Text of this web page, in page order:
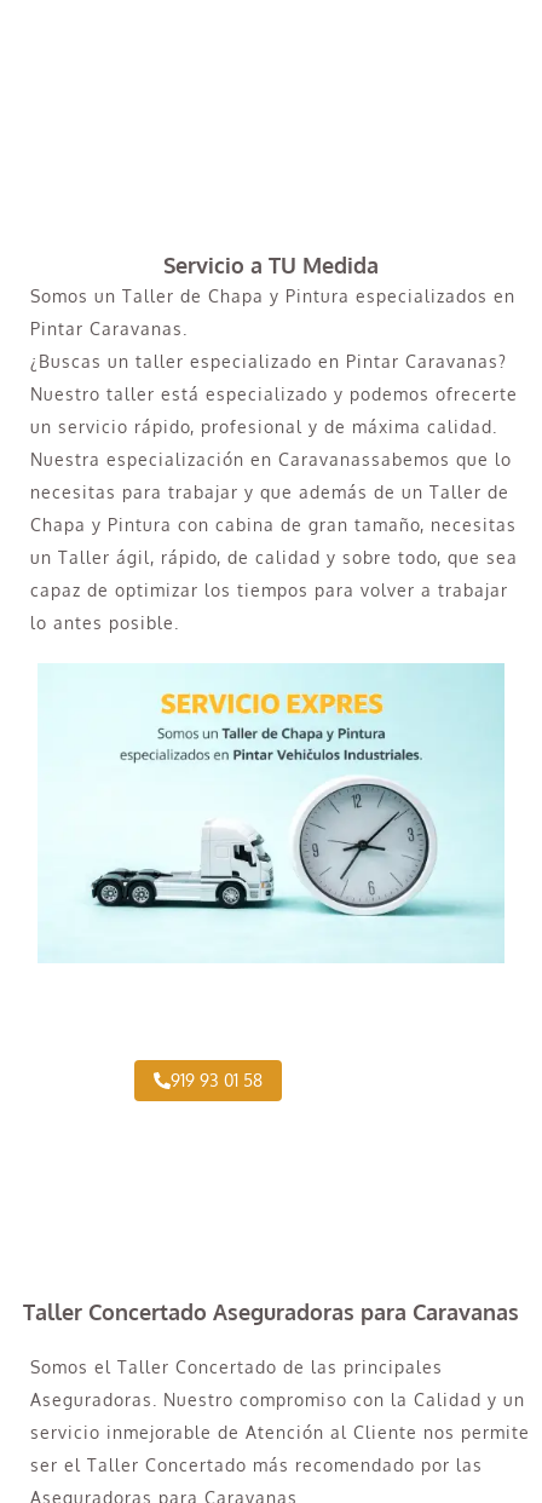
Servicio a TU Medida
Somos un Taller de Chapa y Pintura especializados en
Pintar Caravanas.
¿Buscas un taller especializado en Pintar Caravanas?
Nuestro taller está especializado y podemos ofrecerte
un servicio rápido, profesional y de máxima calidad.
Nuestra especialización en Caravanassabemos que lo
necesitas para trabajar y que además de un Taller de
Chapa y Pintura con cabina de gran tamaño, necesitas
un Taller ágil, rápido, de calidad y sobre todo, que sea
capaz de optimizar los tiempos para volver a trabajar
lo antes posible.
919 93 01 58
Taller Concertado Aseguradoras para Caravanas
Somos el Taller Concertado de las principales
Aseguradoras. Nuestro compromiso con la Calidad y un
servicio inmejorable de Atención al Cliente nos permite
ser el Taller Concertado más recomendado por las
Aseguradoras para Caravanas.